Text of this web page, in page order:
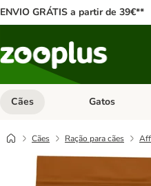
ENVIO GRÁTIS a partir de 39€**
Cães Abrir menu de
Gatos
Cães Ração para cães